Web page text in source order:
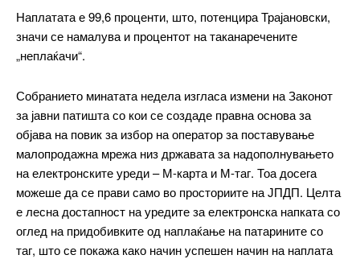
━ pricing plans
Free
Наплатата е 99,6 проценти, што, потенцира Трајановски,
значи се намалува и процентот на таканаречените
„неплаќачи“.
Собранието минатата недела изгласа измени на Законот
за јавни патишта со кои се создаде правна основа за
објава на повик за избор на оператор за поставување
малопродажна мрежа низ државата за надополнувањето
на електронските уреди – М-карта и М-таг. Тоа досега
можеше да се прави само во просториите на ЈПДП. Целта
е лесна достапност на уредите за електронска напката со
оглед на придобивките од наплаќање на патарините со
таг, што се покажа како начин успешен начин на наплата